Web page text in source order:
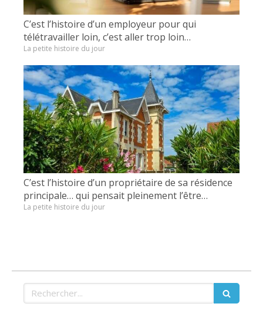
C’est l’histoire d’un employeur pour qui
télétravailler loin, c’est aller trop loin…
La petite histoire du jour
C’est l’histoire d’un propriétaire de sa résidence
principale… qui pensait pleinement l’être…
La petite histoire du jour
Rechercher